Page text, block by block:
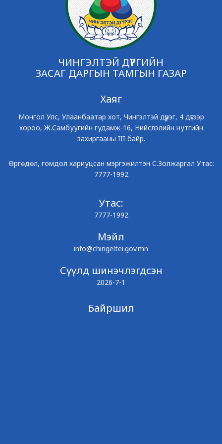
ЧИНГЭЛТЭЙ ДҮҮРГИЙН
ЗАСАГ ДАРГЫН ТАМГЫН ГАЗАР
Хаяг
Монгол Улс, Улаанбаатар хот, Чингэлтэй дүүрэг, 4 дүгээр
хороо, Ж.Самбуугийн гудамж-16, Нийслэлийн нутгийн
захиргааны III байр.
Өргөдөл, гомдол хариуцсан мэргэжилтэн С.Золжаргал Утас:
7777-1992
Утас:
7777-1992
Мэйл
info@chingeltei.gov.mn
Сүүлд шинэчлэгдсэн
2026-7-1
Байршил